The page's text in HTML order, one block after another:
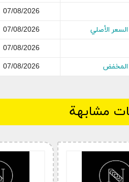
رابط مختصر كود خصم
07/08/2026
الأصلي 07/08/2026
07/08/2026
المخفض 07/08/2026
مشابهة